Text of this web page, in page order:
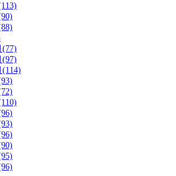
(77)
(97)
(114)